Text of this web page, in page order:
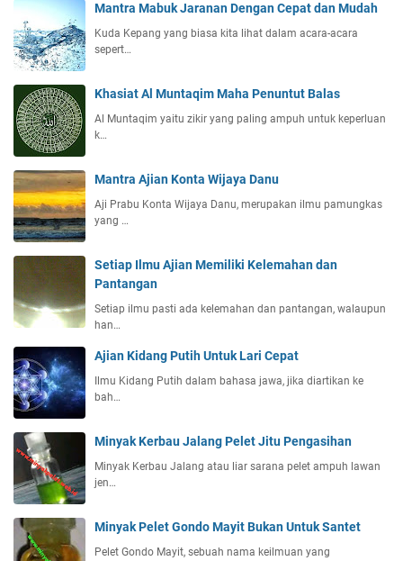
Mantra Mabuk Jaranan Dengan Cepat dan Mudah
Kuda Kepang yang biasa kita lihat dalam acara-acara
sepert…
Khasiat Al Muntaqim Maha Penuntut Balas
Al Muntaqim yaitu zikir yang paling ampuh untuk keperluan
k…
Mantra Ajian Konta Wijaya Danu
Aji Prabu Konta Wijaya Danu, merupakan ilmu pamungkas
yang …
Setiap Ilmu Ajian Memiliki Kelemahan dan
Pantangan
Setiap ilmu pasti ada kelemahan dan pantangan, walaupun
han…
Ajian Kidang Putih Untuk Lari Cepat
Ilmu Kidang Putih dalam bahasa jawa, jika diartikan ke
bah…
Minyak Kerbau Jalang Pelet Jitu Pengasihan
Minyak Kerbau Jalang atau liar sarana pelet ampuh lawan
jen…
Minyak Pelet Gondo Mayit Bukan Untuk Santet
Pelet Gondo Mayit, sebuah nama keilmuan yang